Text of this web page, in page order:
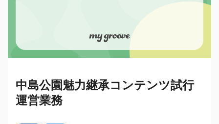
中島公園魅力継承コンテンツ試行
運営業務